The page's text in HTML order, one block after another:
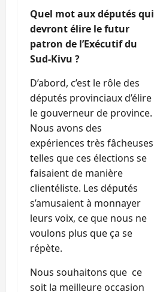
Quel mot aux députés qui
devront élire le futur
patron de l’Exécutif du
Sud-Kivu ?
D’abord, c’est le rôle des
députés provinciaux d’élire
le gouverneur de province.
Nous avons des
expériences très fâcheuses
telles que ces élections se
faisaient de manière
clientéliste. Les députés
s’amusaient à monnayer
leurs voix, ce que nous ne
voulons plus que ça se
répète.
Nous souhaitons que ce
soit la meilleure occasion